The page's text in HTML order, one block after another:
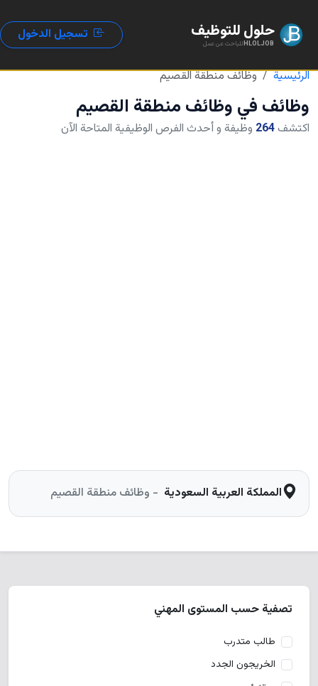
حلول للتوظيف
HLOLJOBللباحث عن عمل
تسجيل الدخول
الرئيسية وظائف منطقة القصيم
وظائف فيوظائف منطقة القصيم
اكتشف264وظيفة و أحدث الفرص الوظيفية المتاحة الآن
المملكة العربية السعودية - وظائف منطقة القصيم
تصفية حسب المستوى المهني
طالب متدرب
الخريجون الجدد